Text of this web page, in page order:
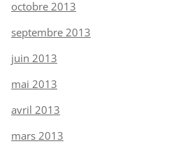
octobre 2013
septembre 2013
juin 2013
mai 2013
avril 2013
mars 2013